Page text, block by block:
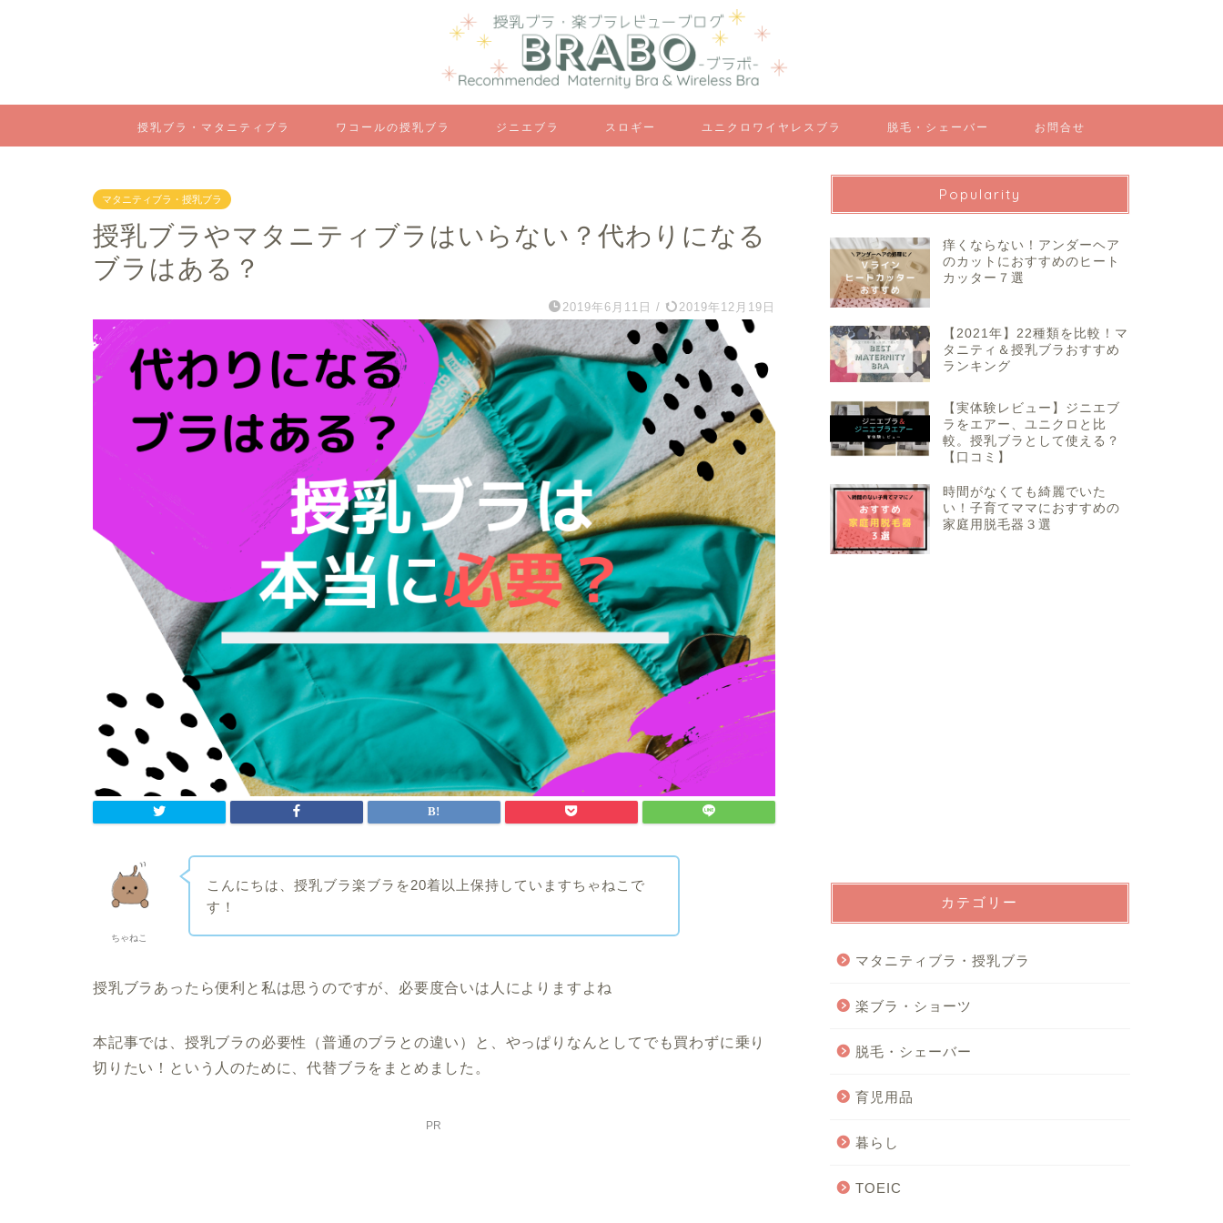
授乳ブラ・マタニティブラ ワコールの授乳ブラ ジニエブラ スロギー ユニクロワイヤレスブラ 脱毛・シェーバー お問合せ
マタニティブラ・授乳ブラ
授乳ブラやマタニティブラはいらない？代わりになる
ブラはある？
2019年6月11日 / 2019年12月19日
ちゃねこ
こんにちは、授乳ブラ楽ブラを20着以上保持していますちゃねこで
す！
授乳ブラあったら便利と私は思うのですが、必要度合いは人によりますよね
本記事では、授乳ブラの必要性（普通のブラとの違い）と、やっぱりなんとしてでも買わずに乗り
切りたい！という人のために、代替ブラをまとめました。
PR
Popularity
痒くならない！アンダーヘア
のカットにおすすめのヒート
カッター７選
【2021年】22種類を比較！マ
タニティ＆授乳ブラおすすめ
ランキング
【実体験レビュー】ジニエブ
ラをエアー、ユニクロと比
較。授乳ブラとして使える？
【口コミ】
時間がなくても綺麗でいた
い！子育てママにおすすめの
家庭用脱毛器３選
カテゴリー
マタニティブラ・授乳ブラ
楽ブラ・ショーツ
脱毛・シェーバー
育児用品
暮らし
TOEIC